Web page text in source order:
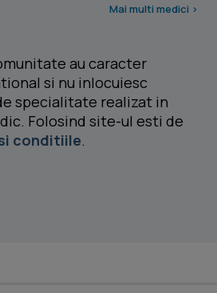
Mai multi medici >
au caracter
si nu inlocuiesc
specialitate realizat in
Folosind site-ul esti de
conditiile.